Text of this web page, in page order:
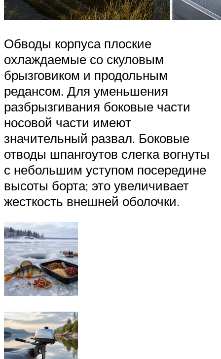
Обводы корпуса плоские
охлаждаемые со скуловым
брызговиком и продольным
редансом. Для уменьшения
разбрызгивания боковые части
носовой части имеют
значительный развал. Боковые
отводы шпангоутов слегка вогнуты
с небольшим уступом посередине
высоты борта; это увеличивает
жесткость внешней оболочки.